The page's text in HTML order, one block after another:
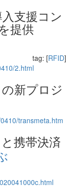
支援コン
提供
tag: [RFID]
2.html
新プロジ
transmeta.htm
携帯決済